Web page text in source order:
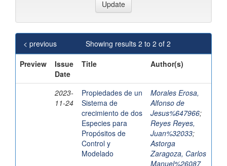
Showing results 2 to 2 of 2
< previous
Preview
Issue
Date
Title Author(s)
2023-
11-24
Propiedades de un
Sistema de
crecimiento de dos
Especies para
Propósitos de
Control y
Modelado
Morales Erosa,
Alfonso de
Jesus%647966;
Reyes Reyes,
Juan%32033;
Astorga
Zaragoza, Carlos
Manuel%26087